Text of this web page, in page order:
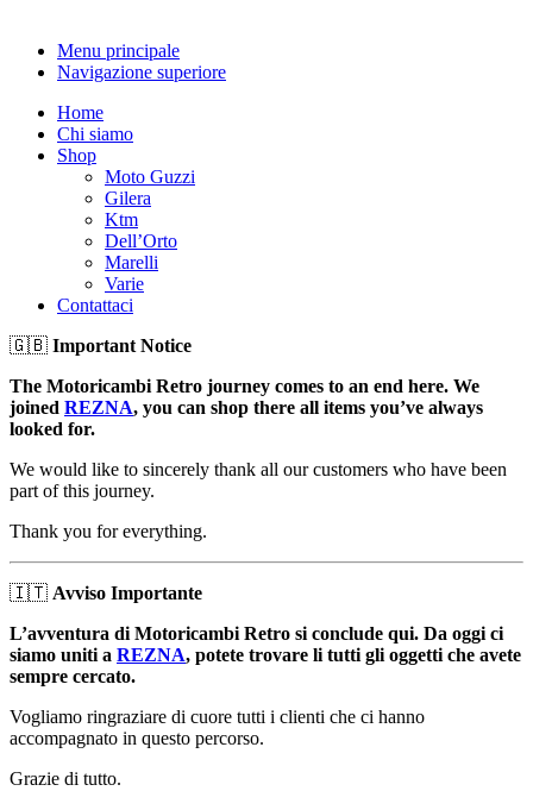
Menu principale
Navigazione superiore
Home
Chi siamo
Shop
Moto Guzzi
Gilera
Ktm
Dell’Orto
Marelli
Varie
Contattaci
🇬🇧 Important Notice
The Motoricambi Retro journey comes to an end here. We
joined REZNA, you can shop there all items you’ve always
looked for.
We would like to sincerely thank all our customers who have been
part of this journey.
Thank you for everything.
🇮🇹 Avviso Importante
L’avventura di Motoricambi Retro si conclude qui. Da oggi ci
siamo uniti a REZNA, potete trovare li tutti gli oggetti che avete
sempre cercato.
Vogliamo ringraziare di cuore tutti i clienti che ci hanno
accompagnato in questo percorso.
Grazie di tutto.